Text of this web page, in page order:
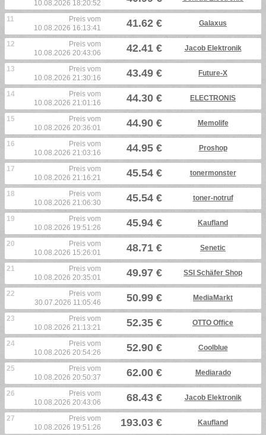
10.08.2026 18:20:52
11
Preis vom
10.08.2026 16:13:41
41.62 € Galaxus
12
Preis vom
10.08.2026 20:43:06
42.41 € Jacob Elektronik
13
Preis vom
10.08.2026 21:30:16
43.49 € Future-X
14
Preis vom
10.08.2026 21:01:16
44.30 € ELECTRONIS
15
Preis vom
10.08.2026 20:36:01
44.90 € Memolife
16
Preis vom
10.08.2026 21:03:16
44.95 € Proshop
17
Preis vom
10.08.2026 21:16:21
45.54 € tonermonster
18
Preis vom
10.08.2026 21:06:30
45.54 € toner-notruf
19
Preis vom
10.08.2026 19:51:26
45.94 € Kaufland
20
Preis vom
10.08.2026 15:26:01
48.71 € Senetic
21
Preis vom
10.08.2026 20:35:01
49.97 € SSI Schäfer Shop
22
Preis vom
30.07.2026 11:05:46
50.99 € MediaMarkt
23
Preis vom
10.08.2026 21:13:21
52.35 € OTTO Office
24
Preis vom
10.08.2026 20:54:26
52.90 € Coolblue
25
Preis vom
10.08.2026 20:50:37
62.00 € Mediarado
26
Preis vom
10.08.2026 20:43:06
68.43 € Jacob Elektronik
27
Preis vom
10.08.2026 19:51:26
193.03 € Kaufland